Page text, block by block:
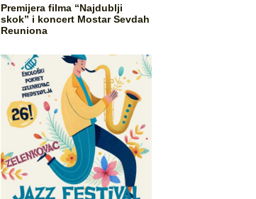
Premijera filma “Najdublji
skok” i koncert Mostar Sevdah
Reuniona